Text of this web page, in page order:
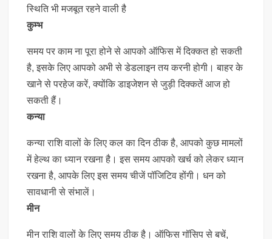
स्थिति भी मजबूत रहने वाली है
कुम्भ
समय पर काम ना पूरा होने से आपको ऑफिस में दिक्कत हो सकती
है, इसके लिए आपको अभी से डेडलाइन तय करनी होगी। बाहर के
खाने से परहेज करें, क्योंकि डाइजेशन से जुड़ी दिक्कतें आज हो
सकती हैं।
कन्या
कन्या राशि वालों के लिए कल का दिन ठीक है, आपको कुछ मामलों
में हेल्थ का ध्यान रखना है। इस समय आपको खर्च को लेकर ध्यान
रखना है, आपके लिए इस समय चीजें पॉजिटिव होंगी। धन को
सावधानी से संभालें।
मीन
मीन राशि वालों के लिए समय ठीक है। ऑफिस गॉसिप से बचें,